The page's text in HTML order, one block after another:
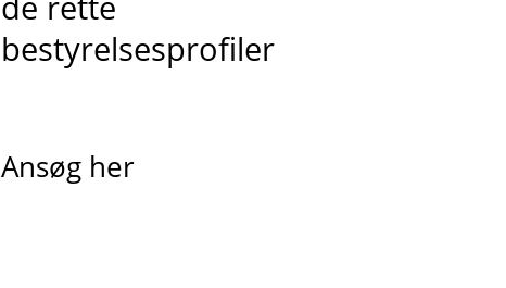
bestyrelsesprofiler
Ansøg her